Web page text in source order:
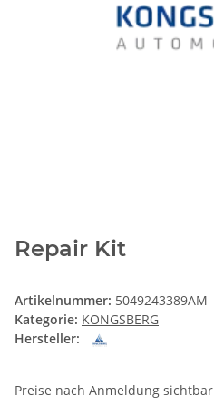
Repair Kit
Artikelnummer: 5049243389AM
Kategorie: KONGSBERG
Hersteller:
Preise nach Anmeldung sichtbar